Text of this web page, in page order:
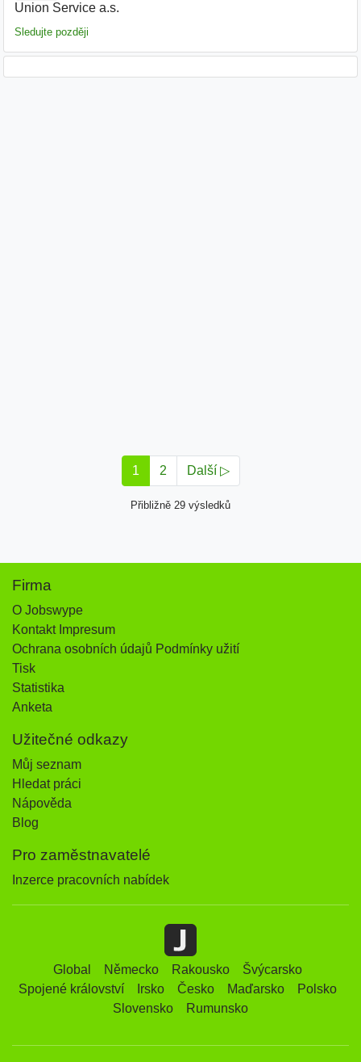
Union Service a.s.
Sledujte později
1 2 Další ▷
Přibližně 29 výsledků
Firma
O Jobswype
Kontakt Impresum
Ochrana osobních údajů Podmínky užití
Tisk
Statistika
Anketa
Užitečné odkazy
Můj seznam
Hledat práci
Nápověda
Blog
Pro zaměstnavatelé
Inzerce pracovních nabídek
Global Německo Rakousko
Švýcarsko
Spojené království
Irsko Česko Maďarsko
Polsko
Slovensko
Rumunsko